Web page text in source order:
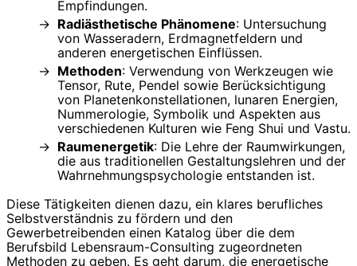
Empfindungen.
Radiästhetische Phänomene: Untersuchung
von Wasseradern, Erdmagnetfeldern und
anderen energetischen Einflüssen.
Methoden: Verwendung von Werkzeugen wie
Tensor, Rute, Pendel sowie Berücksichtigung
von Planetenkonstellationen, lunaren Energien,
Nummerologie, Symbolik und Aspekten aus
verschiedenen Kulturen wie Feng Shui und Vastu.
Raumenergetik: Die Lehre der Raumwirkungen,
die aus traditionellen Gestaltungslehren und der
Wahrnehmungspsychologie entstanden ist.
Diese Tätigkeiten dienen dazu, ein klares berufliches
Selbstverständnis zu fördern und den
Gewerbetreibenden einen Katalog über die dem
Berufsbild Lebensraum-Consulting zugeordneten
Methoden zu geben. Es geht darum, die energetische